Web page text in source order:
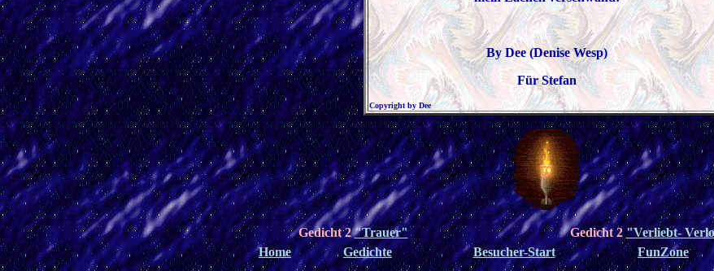
By Dee (Denise Wesp)
Für Stefan
Copyright by Dee
Gedicht 2"Trauer" Gedicht 2"Verliebt-
Home
Gedichte Besucher-Start FunZone